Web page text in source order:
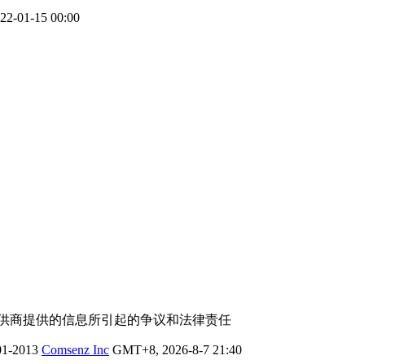
01-15 00:00
商提供的信息所引起的争议和法律责任
2013 Comsenz Inc GMT+8, 2026-8-7 21:40